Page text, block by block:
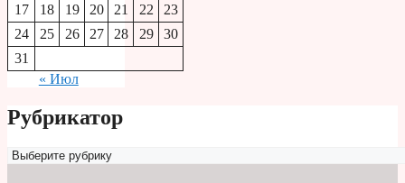
17
18 19 20 21 22
23
24
25 26 27 28 29
30
31
« Июл
Рубрикатор
Рубрикатор